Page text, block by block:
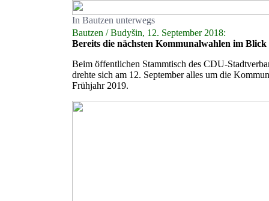
In Bautzen unterwegs
Bautzen / Budyšin, 12. September 2018:
Bereits die nächsten Kommunalwahlen im Blick
Beim öffentlichen Stammtisch des CDU-
drehte sich am 12. September alles um die
Frühjahr 2019.